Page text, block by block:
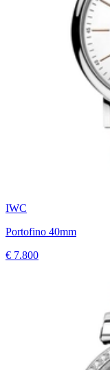
IWC
Portofino 40mm
€ 7.800